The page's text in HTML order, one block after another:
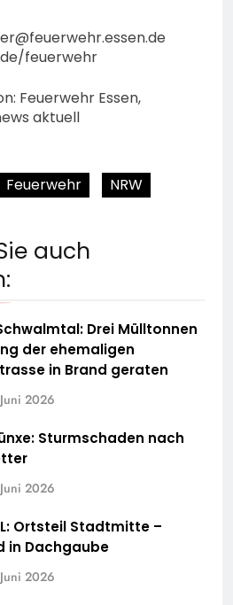
feuerwehr
Feuerwehr Essen,
aktuell
Feuerwehr NRW
auch
Drei Mülltonnen
der ehemaligen
in Brand geraten
2026
Sturmschaden nach
2026
Ortsteil Stadtmitte –
in Dachgaube
2026